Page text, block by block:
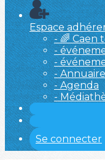
Espace
- 🌈 Caen
-
-
-
- Agenda
-
Se connecter